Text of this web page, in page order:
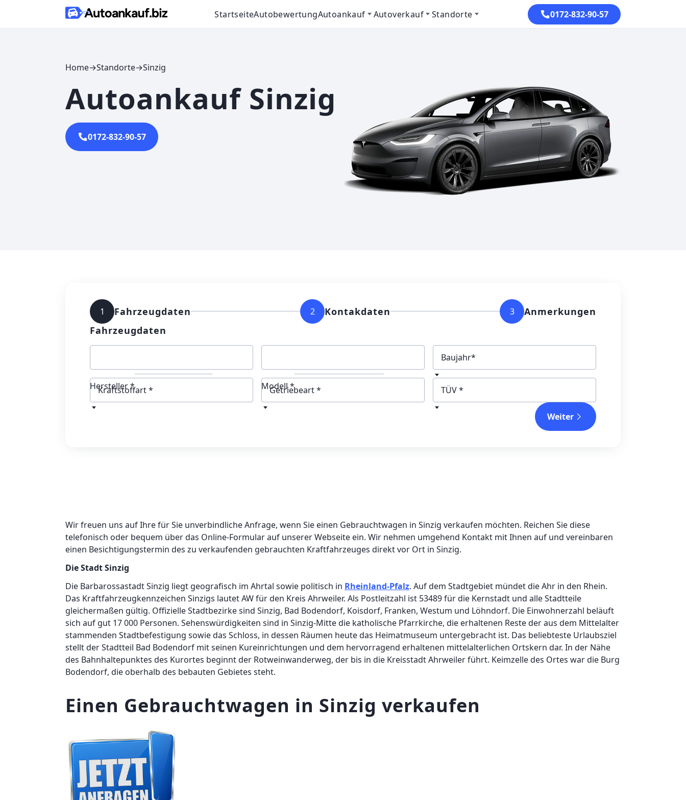
StartseiteAutobewertungAutoankauf Autoverkauf Standorte 0172-832-90-57
Home→Standorte→Sinzig
Autoankauf Sinzig
0172-832-90-57
1 Fahrzeugdaten 2 Kontakdaten 3
Anmerkungen
Fahrzeugdaten
Hersteller * Modell *
Baujahr
Weiter
Wir freuen uns auf Ihre für Sie unverbindliche Anfrage, wenn Sie einen Gebrauchtwagen in Sinzig verkaufen möchten. Reichen Sie diese
telefonisch oder bequem über das Online-Formular auf unserer Webseite ein. Wir nehmen umgehend Kontakt mit Ihnen auf und vereinbaren
einen Besichtigungstermin des zu verkaufenden gebrauchten Kraftfahrzeuges direkt vor Ort in Sinzig.
Die Stadt Sinzig
Die Barbarossastadt Sinzig liegt geografisch im Ahrtal sowie politisch in Rheinland-Pfalz. Auf dem Stadtgebiet mündet die Ahr in den Rhein.
Das Kraftfahrzeugkennzeichen Sinzigs lautet AW für den Kreis Ahrweiler. Als Postleitzahl ist 53489 für die Kernstadt und alle Stadtteile
gleichermaßen gültig. Offizielle Stadtbezirke sind Sinzig, Bad Bodendorf, Koisdorf, Franken, Westum und Löhndorf. Die Einwohnerzahl beläuft
sich auf gut 17 000 Personen. Sehenswürdigkeiten sind in Sinzig-Mitte die katholische Pfarrkirche, die erhaltenen Reste der aus dem Mittelalter
stammenden Stadtbefestigung sowie das Schloss, in dessen Räumen heute das Heimatmuseum untergebracht ist. Das beliebteste Urlaubsziel
stellt der Stadtteil Bad Bodendorf mit seinen Kureinrichtungen und dem hervorragend erhaltenen mittelalterlichen Ortskern dar. In der Nähe
des Bahnhaltepunktes des Kurortes beginnt der Rotweinwanderweg, der bis in die Kreisstadt Ahrweiler führt. Keimzelle des Ortes war die Burg
Bodendorf, die oberhalb des bebauten Gebietes steht.
Einen Gebrauchtwagen in Sinzig verkaufen